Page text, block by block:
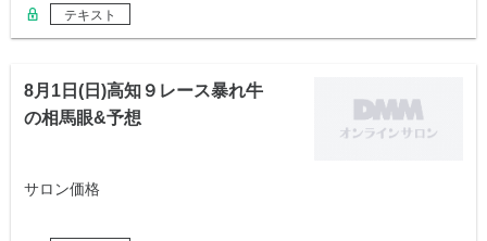
テキスト
8月1日(日)高知９レース暴れ牛
の相馬眼&予想
サロン価格